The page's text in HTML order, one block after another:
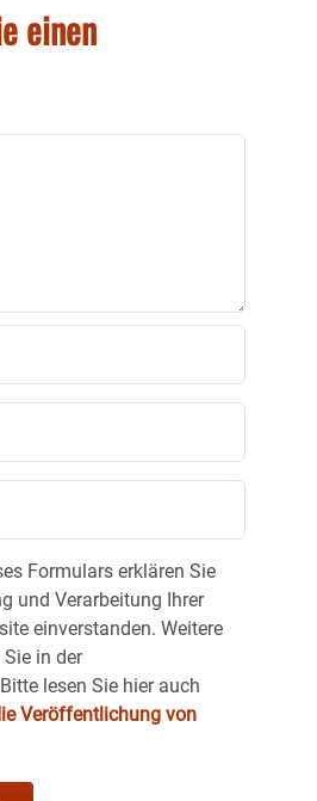
einen
Formulars erklären Sie
und Verarbeitung Ihrer
einverstanden. Weitere
in der
Bitte lesen Sie hier auch
Veröffentlichung von